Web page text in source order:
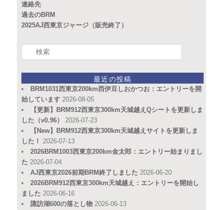
連絡先
過去のBRM
2025AJ西東京ジャージ（販売終了）
最近の投稿
BRM1031西東京200km西伊豆しおかつお：エントリーを開
始しています 2026-08-05
【更新】BRM912西東京300km天城越えQシートを更新しま
した（v0.96）
2026-07-23
【New】BRM912西東京300km天城越えサイトを更新しま
した！ 2026-07-13
2026BRM1003西東京200km金太郎：エントリー始まりまし
た 2026-07-04
AJ西東京2026前期BRM終了しました 2026-06-20
2026BRM912西東京300km天城越え：エントリーを開始し
ました 2026-06-16
諏訪湖600の落とし物 2026-06-13